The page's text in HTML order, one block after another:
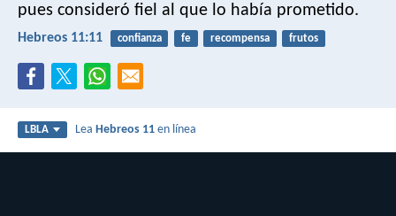
pues consideró fiel al que lo había prometido.
Hebreos 11:11 confianza fe recompensa frutos
LBLA LeaHebreos 11 en línea